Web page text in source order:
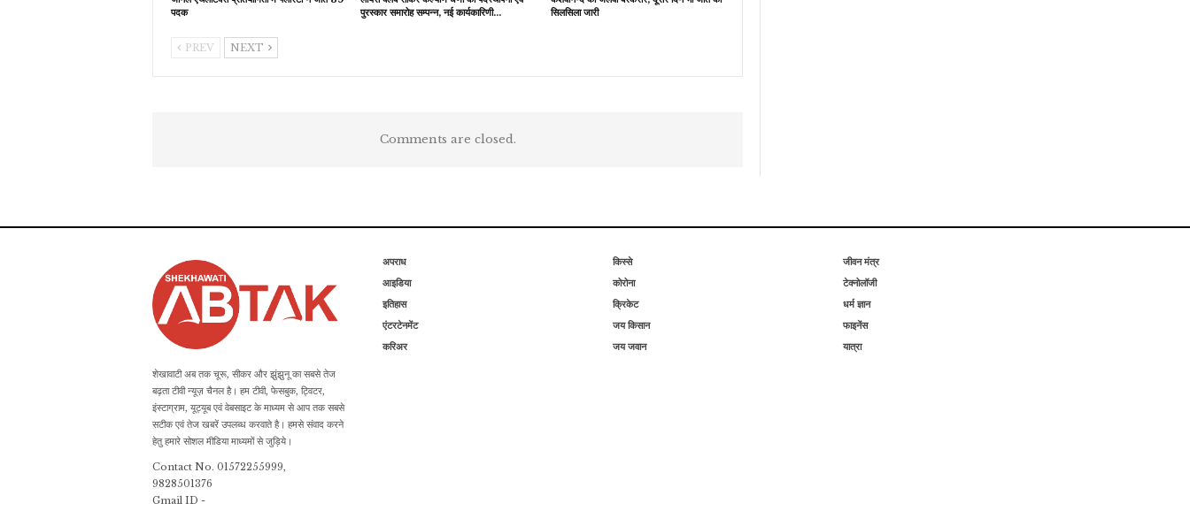
पदक
पुरस्कार समारोह सम्पन्न, नई कार्यकारिणी…
सिलसिला जारी
PREV NEXT
Comments are closed.
शेखावाटी अब तक चूरू, सीकर और झुंझुनू का सबसे तेज
बढ़ता टीवी न्यूज़ चैनल है। हम टीवी, फेसबुक, ट्विटर,
इंस्टाग्राम, यूट्यूब एवं वेबसाइट के माध्यम से आप तक सबसे
सटीक एवं तेज खबरें उपलब्ध करवाते है। हमसे संवाद करने
हेतु हमारे सोशल मीडिया माध्यमों से जुड़िये।
Contact No. 01572255999,
9828501376
Gmail ID -
अपराध
आइडिया
इतिहास
एंटरटेनमेंट
करिअर
किस्से
कोरोना
क्रिकेट
जय किसान
जय जवान
जीवन मंत्र
टेक्नोलॉजी
धर्म ज्ञान
फाइनेंस
यात्रा